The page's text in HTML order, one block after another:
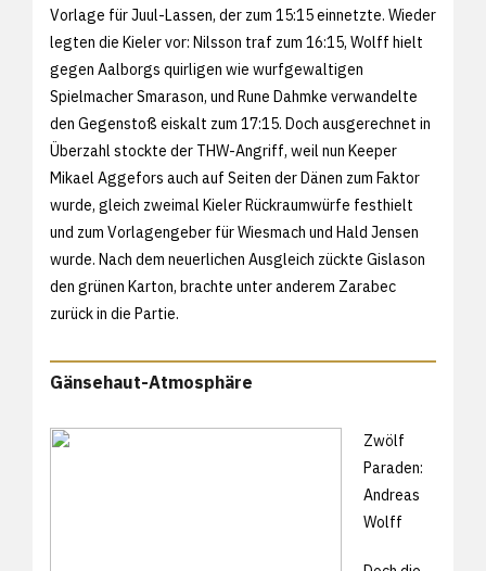
Vorlage für Juul-Lassen, der zum 15:15 einnetzte. Wieder
legten die Kieler vor: Nilsson traf zum 16:15, Wolff hielt
gegen Aalborgs quirligen wie wurfgewaltigen
Spielmacher Smarason, und Rune Dahmke verwandelte
den Gegenstoß eiskalt zum 17:15. Doch ausgerechnet in
Überzahl stockte der THW-Angriff, weil nun Keeper
Mikael Aggefors auch auf Seiten der Dänen zum Faktor
wurde, gleich zweimal Kieler Rückraumwürfe festhielt
und zum Vorlagengeber für Wiesmach und Hald Jensen
wurde. Nach dem neuerlichen Ausgleich zückte Gislason
den grünen Karton, brachte unter anderem Zarabec
zurück in die Partie.
Gänsehaut-Atmosphäre
Zwölf
Paraden:
Andreas
Wolff